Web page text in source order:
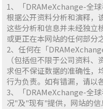
1、「DRAMeXchange-全
根据公开资料分析和演释，
这些分析和信息并未经独立
或更正在本网站的任何部分
2、任何在「
（包括但不限于公司资料
求但不保证数据的准确性，
行为负责。如有错漏，请以
3、「DRAMeXchange-全
况"及"现有"提供，网站的信